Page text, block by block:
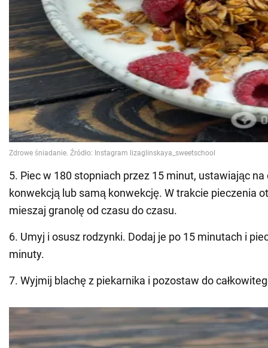
5. Piec w 180 stopniach przez 15 minut, ustawiając na
konwekcją lub samą konwekcję. W trakcie pieczenia
mieszaj granolę od czasu do czasu.
6. Umyj i osusz rodzynki. Dodaj je po 15 minutach i
minuty.
7. Wyjmij blachę z piekarnika i pozostaw do